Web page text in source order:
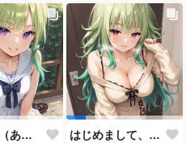
秋葉 永夢（あきば えむ） #2 はじめまして、千代田 絵夢です。